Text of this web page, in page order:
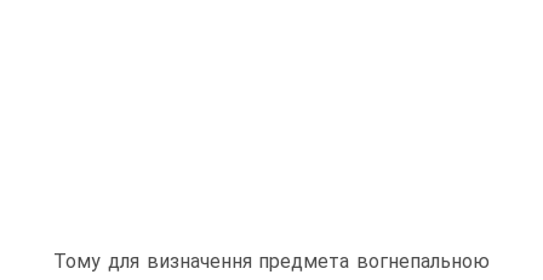
Тому для визначення предмета вогнепальною